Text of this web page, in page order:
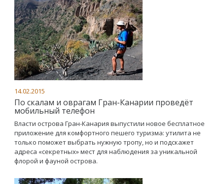
14.02.2015
По скалам и оврагам Гран-Канарии проведёт
мобильный телефон
Власти острова Гран-Канария выпустили новое бесплатное
приложение для комфортного пешего туризма: утилита не
только поможет выбрать нужную тропу, но и подскажет
адреса «секретных» мест для наблюдения за уникальной
флорой и фауной острова.